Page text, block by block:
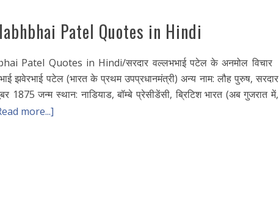
Patel Quotes in Hindi
Patel Quotes in Hindi/सरदार वल्लभभाई पटेल के अनमोल विचार
झवेरभाई पटेल (भारत के प्रथम उपप्रधानमंत्री) अन्य नाम: लौह पुरुष, सरदार
1875 जन्म स्थान: नाडियाड, बॉम्बे प्रेसीडेंसी, ब्रिटिश भारत (अब गुजरात में,
more...]